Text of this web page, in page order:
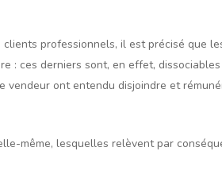
professionnels, il est précisé que
: ces derniers sont, en effet,
ont entendu disjoindre et
même, lesquelles relèvent par